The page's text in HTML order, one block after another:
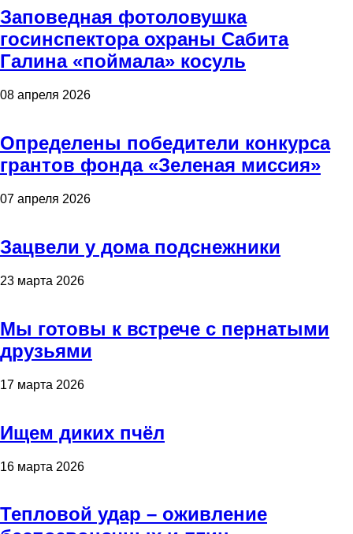
Заповедная фотоловушка
госинспектора охраны Сабита
Галина «поймала» косуль
08 апреля 2026
Определены победители конкурса
грантов фонда «Зеленая миссия»
07 апреля 2026
Зацвели у дома подснежники
23 марта 2026
Мы готовы к встрече с пернатыми
друзьями
17 марта 2026
Ищем диких пчёл
16 марта 2026
Тепловой удар – оживление